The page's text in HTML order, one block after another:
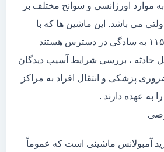
اورژانسی و سوانح مختلف بر
می باشد. این ماشین ها که با
شماره تلفن معروف ۱۱۵ به سادگی در دسترس هستند
حادثه ، بررسی شرایط آسیب دیدگان
پزشکی و انتقال افراد به مراکز
به عهده دارند .
آمبولانس ماشینی است که عموماً